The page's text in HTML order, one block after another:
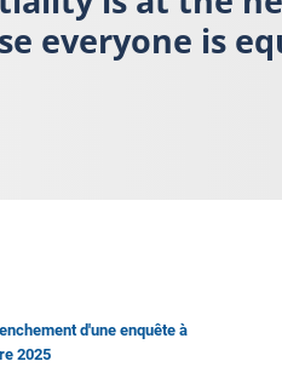
everyone is
d'une enquête à
2025